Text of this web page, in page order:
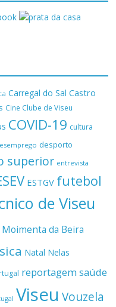
Carregal do Sal Castro
Cine Clube de Viseu
COVID-19 cultura
desporto
superior entrevista
ESTGV futebol
de Viseu
Moimenta da Beira
Natal Nelas
reportagemsaúde
Viseu Vouzela